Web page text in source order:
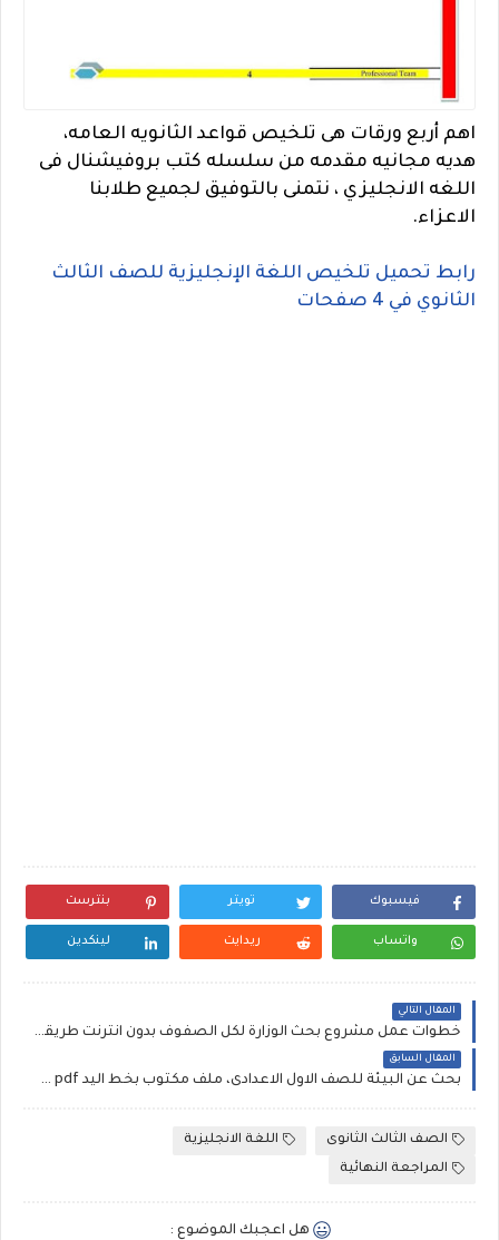
اهم أربع ورقات هى تلخيص قواعد الثانويه العامه،
هديه مجانيه مقدمه من سلسله كتب بروفيشنال فى
اللغه الانجليزي ، نتمنى بالتوفيق لجميع طلابنا
الاعزاء.
رابط تحميل تلخيص اللغة الإنجليزية للصف الثالث
الثانوي في 4 صفحات
فيسبوك تويتر بنترست
واتساب ريدايت لينكدين
المقال التالي
خطوات عمل مشروع بحث الوزارة لكل الصفوف بدون انترنت طريقة سهلة بسيطة ملف pdf
المقال السابق
بحث عن البيئة للصف الاول الاعدادى، ملف مكتوب بخط اليد pdf مجانى
الصف الثالث الثانوى
اللغة الانجليزية
المراجعة النهائية
هل اعجبك الموضوع :